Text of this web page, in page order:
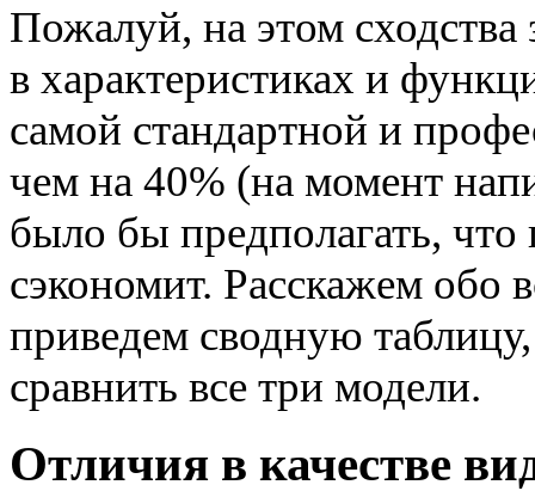
Пожалуй, на этом сходства
в характеристиках и
самой стандартной и
чем на 40% (на момент
было бы предполагать,
сэкономит. Расскажем обо
приведем сводную
сравнить все три модели.
Отличия в качестве